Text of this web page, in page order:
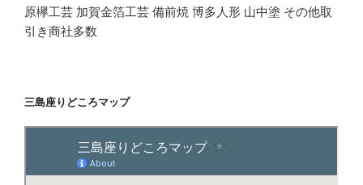
原欅工芸 加賀金箔工芸 備前焼 博多人形 山中塗 その他取
引き商社多数
三島座りどころマップ